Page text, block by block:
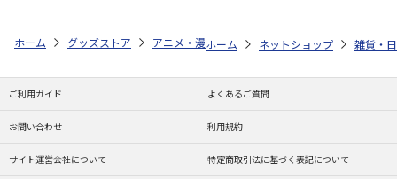
ホーム グッズストア アニメ・漫画 負けヒロインが多すぎる！
ホーム ネットショップ 雑貨・
ご利用ガイド よくあるご質問
お問い合わせ 利用規約
サイト運営会社について 特定商取引法に基づく表記について